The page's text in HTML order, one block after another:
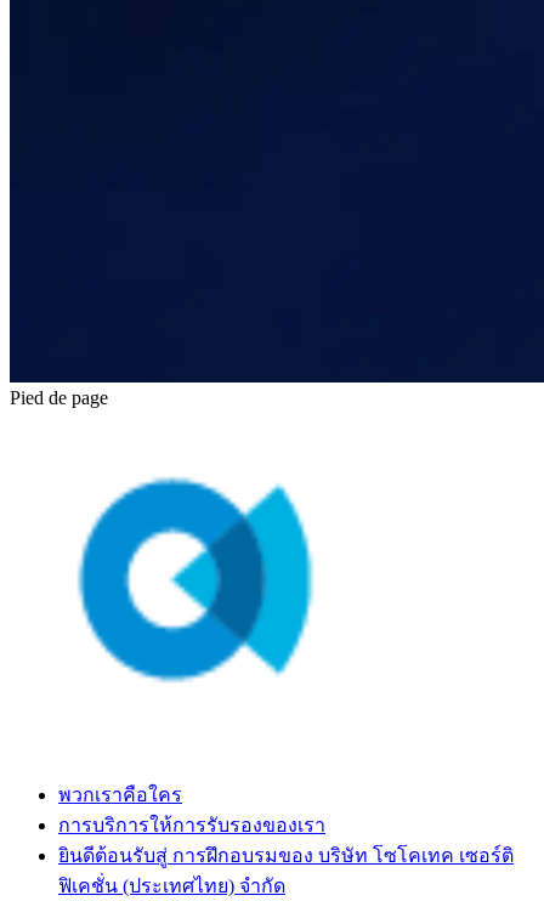
Pied de page
พวกเราคือใคร
การบริการให้การรับรองของเรา
ยินดีต้อนรับสู่ การฝึกอบรมของ บริษัท โซโคเทค เซอร์ติ
ฟิเคชั่น (ประเทศไทย) จำกัด